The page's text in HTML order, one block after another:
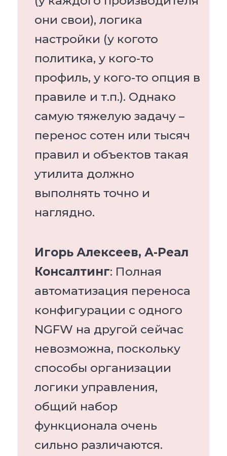
они свои), логика
настройки (у когото
политика, у кого-то
профиль, у кого-то опция в
правиле и т.п.). Однако
самую тяжелую задачу –
перенос сотен или тысяч
правил и объектов такая
утилита должно
выполнять точно и
наглядно.
Игорь Алексеев, А-Реал
Консалтинг: Полная
автоматизация переноса
конфигурации с одного
NGFW на другой сейчас
невозможна, поскольку
способы организации
логики управления,
общий набор
функционала очень
сильно различаются.